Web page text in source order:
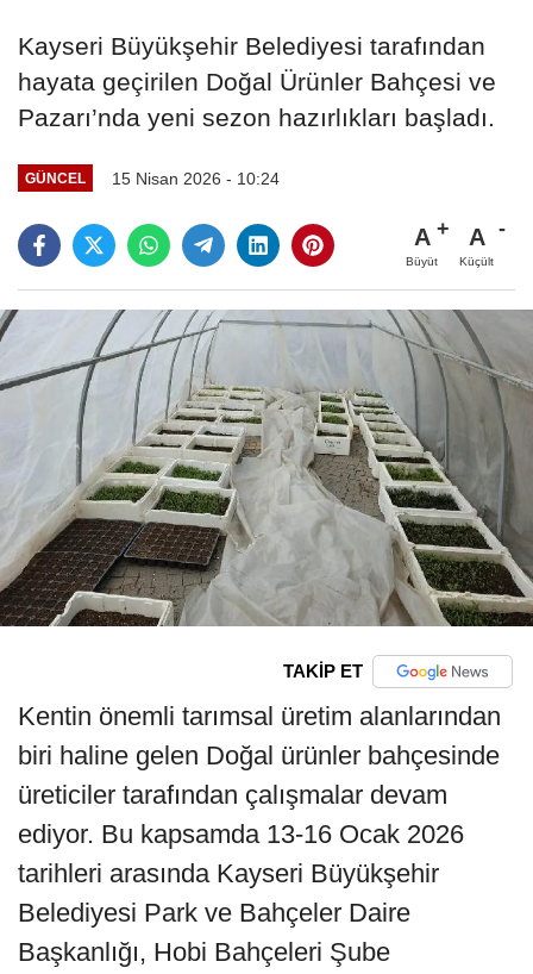
Kayseri Büyükşehir Belediyesi tarafından
hayata geçirilen Doğal Ürünler Bahçesi ve
Pazarı’nda yeni sezon hazırlıkları başladı.
GÜNCEL 15 Nisan 2026 - 10:24
A
Büyüt
A
Küçült
TAKİP ET
Kentin önemli tarımsal üretim alanlarından
biri haline gelen Doğal ürünler bahçesinde
üreticiler tarafından çalışmalar devam
ediyor. Bu kapsamda 13-16 Ocak 2026
tarihleri arasında Kayseri Büyükşehir
Belediyesi Park ve Bahçeler Daire
Başkanlığı, Hobi Bahçeleri Şube